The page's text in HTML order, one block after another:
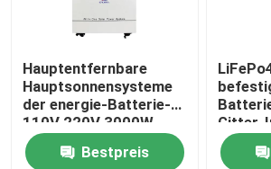
Nachrichten
Alle Fälle
Batterie des Lithium-Ionlifepo4
Hauptentfernbare
Hauptsonnensysteme
der energie-Batterie-
110V 220V 3000W
Bestpreis
Gitter-
System